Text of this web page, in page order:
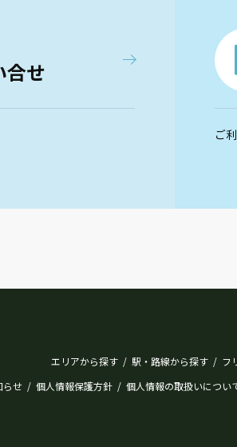
合せ
ご
エリアから探す / 駅・路線から探す / フ
らせ / 個人情報保護方針 / 個人情報の取扱いについ